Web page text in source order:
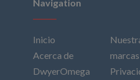
Navigation
Inicio
Acerca de
DwyerOmega
marcas